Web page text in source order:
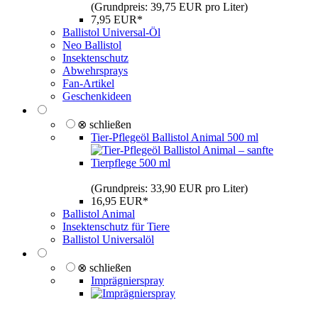
(Grundpreis: 39,75 EUR pro Liter)
7,95 EUR*
Ballistol Universal-Öl
Neo Ballistol
Insektenschutz
Abwehrsprays
Fan-Artikel
Geschenkideen
⊗ schließen
Tier-Pflegeöl Ballistol Animal 500 ml
(Grundpreis: 33,90 EUR pro Liter)
16,95 EUR*
Ballistol Animal
Insektenschutz für Tiere
Ballistol Universalöl
⊗ schließen
Imprägnierspray